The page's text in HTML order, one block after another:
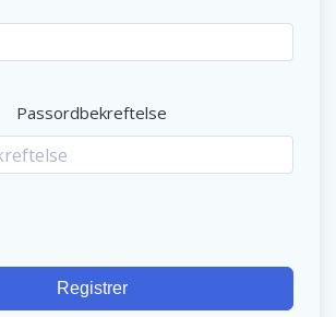
Passordbekreftelse
Registrer